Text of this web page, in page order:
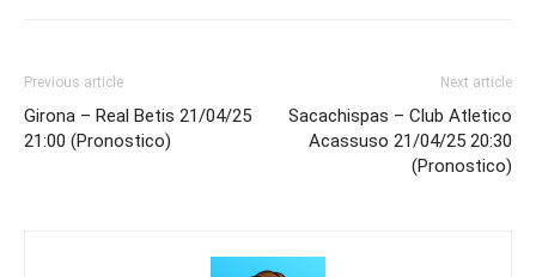
Previous article
Girona – Real Betis 21/04/25
21:00 (Pronostico)
Next article
Sacachispas – Club Atletico
Acassuso 21/04/25 20:30
(Pronostico)